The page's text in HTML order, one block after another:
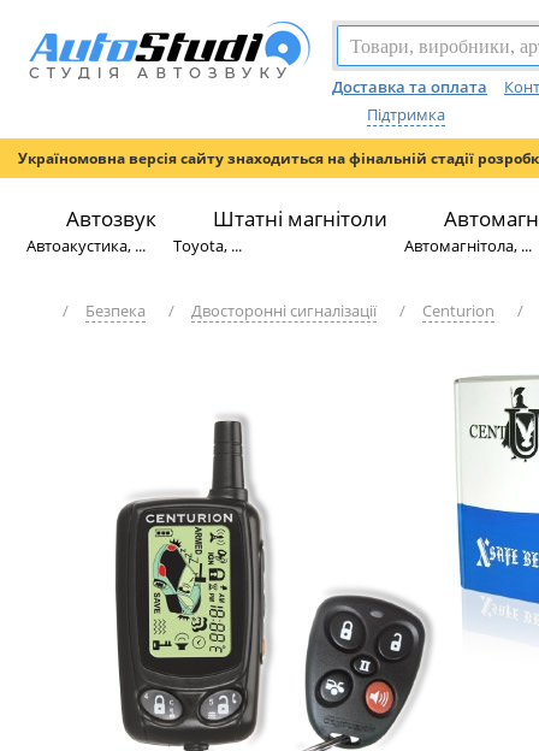
Доставка та оплата
Підтримка
Україномовна версія сайту знаходиться на фінальній стадії
Автозвук
Автоакустика, ...
Штатні магнітоли
Toyota, ... Автомагнітола, ...
/ Безпека / Двосторонні сигналізації / Centurion /